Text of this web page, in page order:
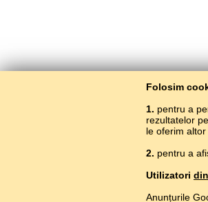
Folosim
1. pentru a
rezultatelor
le oferim altor
2. pentru a
Utilizatori din
Anunțurile